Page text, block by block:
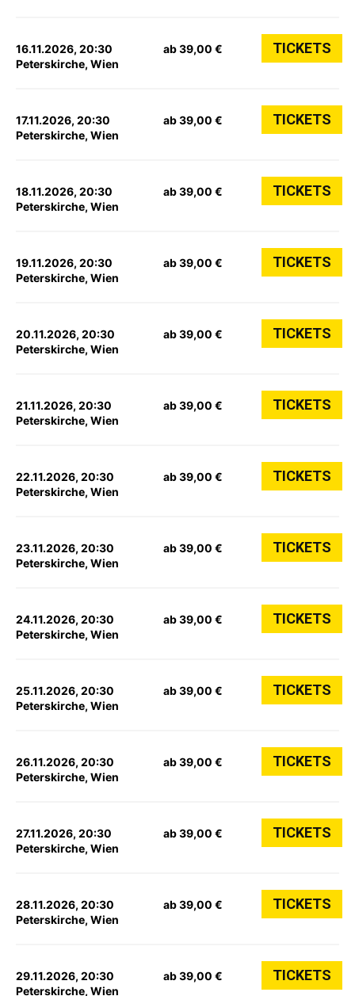
16.11.2026, 20:30
Peterskirche, Wien
ab 39,00 € TICKETS
17.11.2026, 20:30
Peterskirche, Wien
ab 39,00 € TICKETS
18.11.2026, 20:30
Peterskirche, Wien
ab 39,00 € TICKETS
19.11.2026, 20:30
Peterskirche, Wien
ab 39,00 € TICKETS
20.11.2026, 20:30
Peterskirche, Wien
ab 39,00 € TICKETS
21.11.2026, 20:30
Peterskirche, Wien
ab 39,00 € TICKETS
22.11.2026, 20:30
Peterskirche, Wien
ab 39,00 € TICKETS
23.11.2026, 20:30
Peterskirche, Wien
ab 39,00 € TICKETS
24.11.2026, 20:30
Peterskirche, Wien
ab 39,00 € TICKETS
25.11.2026, 20:30
Peterskirche, Wien
ab 39,00 € TICKETS
26.11.2026, 20:30
Peterskirche, Wien
ab 39,00 € TICKETS
27.11.2026, 20:30
Peterskirche, Wien
ab 39,00 € TICKETS
28.11.2026, 20:30
Peterskirche, Wien
ab 39,00 € TICKETS
29.11.2026, 20:30
Peterskirche, Wien
ab 39,00 € TICKETS